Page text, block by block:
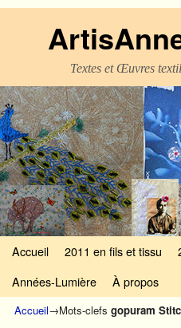
Textes et Œuvres
Accueil 2011 en fils et tissu
Années-Lumière
À propos
Accueil→Mots-clefs gopuram